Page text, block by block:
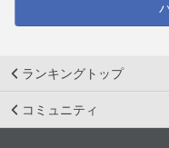
ランキングトップ
コミュニティ